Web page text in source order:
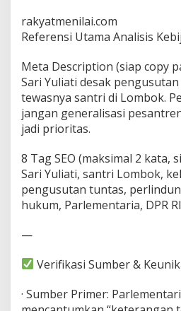
rakyatmenilai.com
Referensi Utama Analisis
Meta Description (siap copy
Sari Yuliati desak
tewasnya santri di Lombok.
jangan generalisasi
jadi prioritas.
8 Tag SEO (maksimal 2 kata,
Sari Yuliati, santri Lombok,
pengusutan tuntas,
hukum, Parlementaria, DPR RI
—
Verifikasi Sumber &
· Sumber Primer: